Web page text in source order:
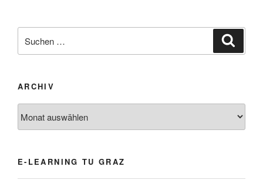
nach:
ARCHIV
E-LEARNING TU GRAZ